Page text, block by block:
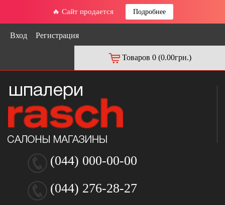
🔥 Сайт продается Подробнее
Вход Регистрация
Товаров 0 (0.00грн.)
(044) 000-00-00
(044) 276-28-27